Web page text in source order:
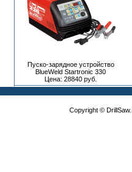
Пуско-зарядное устройство
BlueWeld Startronic 330
Цена: 28840 руб.
Copyright ©